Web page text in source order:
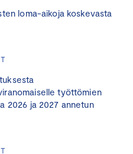
loma-aikoja koskevasta
työttömien
2026 ja 2027 annetun